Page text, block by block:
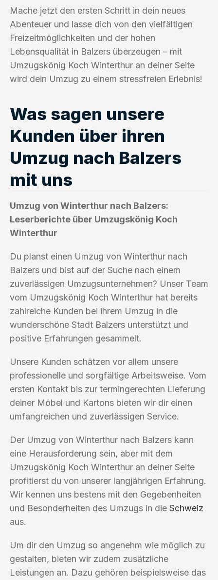
Mache jetzt den ersten Schritt in dein neues
Abenteuer und lasse dich von den vielfältigen
Freizeitmöglichkeiten und der hohen
Lebensqualität in Balzers überzeugen – mit
Umzugskönig Koch Winterthur an deiner Seite
wird dein Umzug zu einem stressfreien Erlebnis!
Was sagen unsere
Kunden über ihren
Umzug nach Balzers
mit uns
Umzug von Winterthur nach Balzers:
Leserberichte über Umzugskönig Koch
Winterthur
Du planst einen Umzug von Winterthur nach
Balzers und bist auf der Suche nach einem
zuverlässigen Umzugsunternehmen? Unser Team
vom Umzugskönig Koch Winterthur hat bereits
zahlreiche Kunden bei ihrem Umzug in die
wunderschöne Stadt Balzers unterstützt und
positive Erfahrungen gesammelt.
Unsere Kunden schätzen vor allem unsere
professionelle und sorgfältige Arbeitsweise. Vom
ersten Kontakt bis zur termingerechten Lieferung
deiner Möbel und Kartons bieten wir dir einen
umfangreichen und zuverlässigen Service.
Der Umzug von Winterthur nach Balzers kann
eine Herausforderung sein, aber mit dem
Umzugskönig Koch Winterthur an deiner Seite
profitierst du von unserer langjährigen Erfahrung.
Wir kennen uns bestens mit den Gegebenheiten
und Besonderheiten des Umzugs in die Schweiz
aus.
Um dir den Umzug so angenehm wie möglich zu
gestalten, bieten wir zudem zusätzliche
Leistungen an. Dazu gehören beispielsweise das